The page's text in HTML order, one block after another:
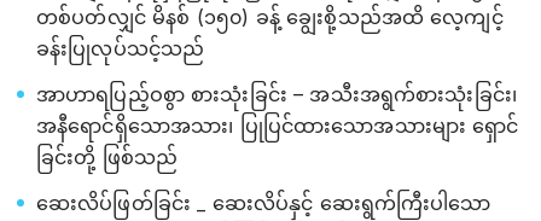
တစ်ပတ်လျှင် မိနစ် (၁၅၀) ခန့် ချွေးစို့သည်အထိ လေ့ကျင့်
ခန်းပြုလုပ်သင့်သည်
အာဟာရပြည့်ဝစွာ စားသုံးခြင်း – အသီးအရွက်စားသုံးခြင်း၊
အနီရောင်ရှိသောအသား၊ ပြုပြင်ထားသောအသားများ ရှောင်
ခြင်းတို့ ဖြစ်သည်
ဆေးလိပ်ဖြတ်ခြင်း _ ဆေးလိပ်နှင့် ဆေးရွက်ကြီးပါသော